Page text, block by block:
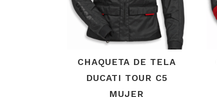
CHAQUETA DE TELA
DUCATI TOUR C5
MUJER